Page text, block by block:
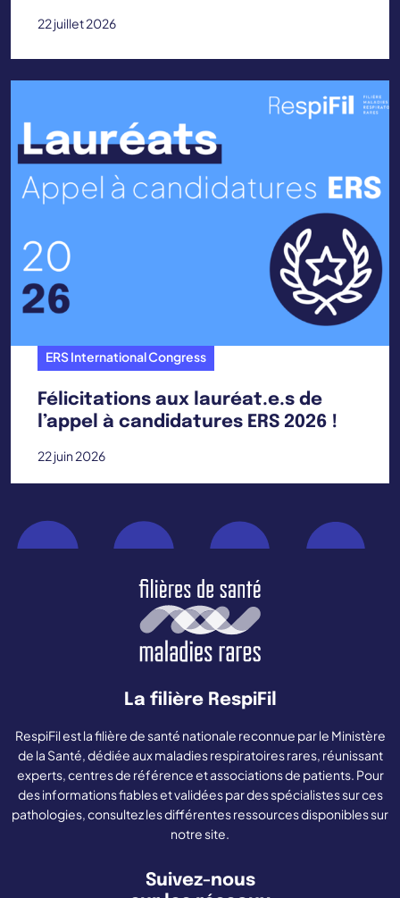
22 juillet 2026
ERS International Congress
Félicitations aux lauréat.e.s de
l’appel à candidatures ERS 2026 !
22 juin 2026
La filière RespiFil
RespiFil est la filière de santé nationale reconnue par le Ministère
de la Santé, dédiée aux maladies respiratoires rares, réunissant
experts, centres de référence et associations de patients. Pour
des informations fiables et validées par des spécialistes sur ces
pathologies, consultez les différentes ressources disponibles sur
notre site.
Suivez-nous